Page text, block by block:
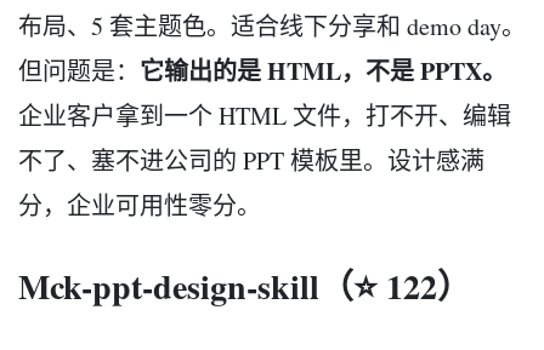
布局、5 套主题色。适合线下分享和 demo day。
但问题是： 它输出的是 HTML，不是 PPTX。
企业客户拿到一个 HTML 文件，打不开、编辑
不了、塞不进公司的 PPT 模板里。设计感满
分，企业可用性零分。
Mck-ppt-design-skill（⭐ 122）